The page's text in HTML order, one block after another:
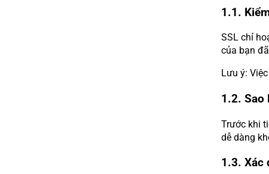
1.1.
SSL chỉ
của bạn
Lưu ý:
1.2. Sao
Trước khi
dễ dàng
1.3. Xác